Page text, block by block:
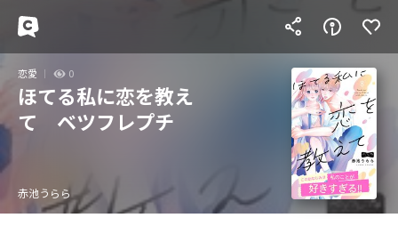
恋愛 0
ほてる私に恋を教え
て ベツフレプチ
赤池うらら